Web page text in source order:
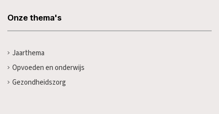
Onze thema's
Jaarthema
Opvoeden en onderwijs
Gezondheidszorg